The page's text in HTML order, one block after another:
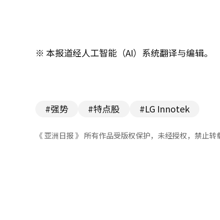
※ 本报道经人工智能（AI）系统翻译与编辑。
#强势 #特点股 #LG Innotek
《 亚洲日报 》 所有作品受版权保护，未经授权，禁止转